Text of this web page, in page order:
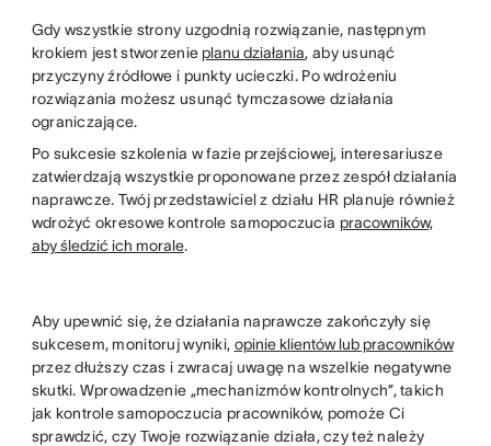
Gdy wszystkie strony uzgodnią rozwiązanie, następnym
krokiem jest stworzenie planu działania, aby usunąć
przyczyny źródłowe i punkty ucieczki. Po wdrożeniu
rozwiązania możesz usunąć tymczasowe działania
ograniczające.
Po sukcesie szkolenia w fazie przejściowej, interesariusze
zatwierdzają wszystkie proponowane przez zespół działania
naprawcze. Twój przedstawiciel z działu HR planuje również
wdrożyć okresowe kontrole samopoczucia pracowników,
aby śledzić ich morale.
Aby upewnić się, że działania naprawcze zakończyły się
sukcesem, monitoruj wyniki, opinie klientów lub pracowników
przez dłuższy czas i zwracaj uwagę na wszelkie negatywne
skutki. Wprowadzenie „mechanizmów kontrolnych”, takich
jak kontrole samopoczucia pracowników, pomoże Ci
sprawdzić, czy Twoje rozwiązanie działa, czy też należy